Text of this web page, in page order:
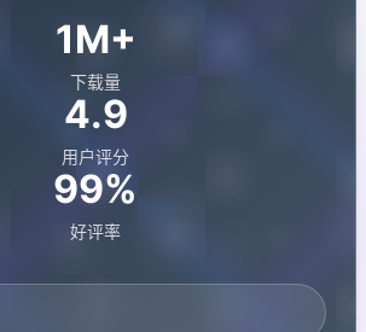
1M+
下载量
4.9
用户评分
99%
好评率